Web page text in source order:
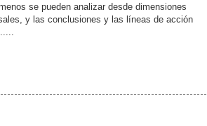
se pueden analizar desde dimensiones
y las conclusiones y las líneas de acción